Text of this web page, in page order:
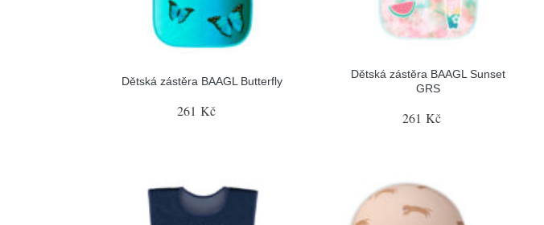
Dětská zástěra BAAGL Butterfly
261 Kč
Dětská zástěra BAAGL Sunset
GRS
261 Kč